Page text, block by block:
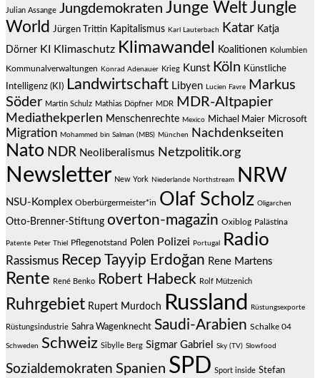
Julian Assange Jungdemokraten Junge WeltJungle
World
Jürgen Trittin Kapitalismus Karl Lauterbach Katar Katja
Dörner KI Klimaschutz Klimawandel Koalitionen Kolumbien
Kommunalverwaltungen Konrad Adenauer Krieg Kunst Köln Künstliche
Intelligenz (KI) Landwirtschaft Libyen Lucien Favre
Markus
Söder Martin Schulz Mathias Döpfner MDR MDR-Altpapier
Mediathekperlen Menschenrechte Mexico Michael Maier Microsoft
Migration Mohammed bin Salman (MBS) München Nachdenkseiten
Nato NDR Neoliberalismus Netzpolitik.org
Newsletter New York Niederlande Northstream NRW
NSU-Komplex Oberbürgermeister*in Olaf Scholz Oligarchen
Otto-Brenner-Stiftung overton-magazin Oxiblog Palästina
Patente Peter Thiel Pflegenotstand Polen Polizei Portugal Radio
Rassismus Recep Tayyip Erdoğan Rene Martens
Rente René Benko Robert Habeck Rolf Mützenich
Ruhrgebiet Rupert Murdoch Russland Rüstungsexporte
Rüstungsindustrie Sahra Wagenknecht Saudi-Arabien Schalke 04
Schweden Schweiz Sibylle Berg Sigmar Gabriel Sky (TV) Slowfood
Sozialdemokraten Spanien SPD Sport inside Stefan